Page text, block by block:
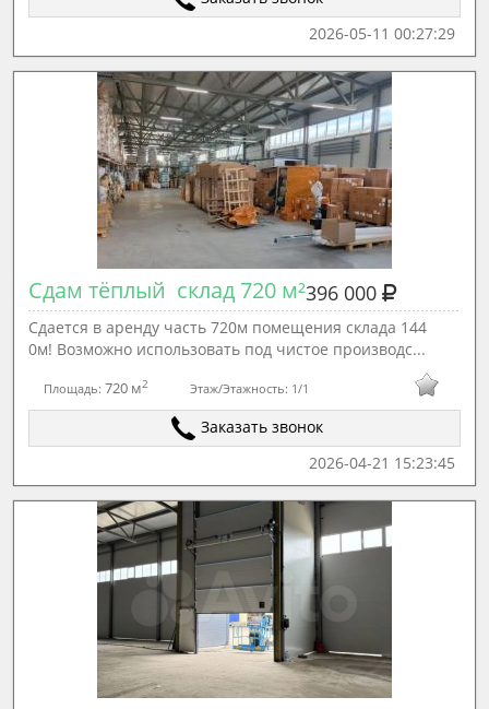
2026-05-11 00:27:29
Сдам тёплый  склад 720 м²396 000
Сдается в аренду часть 720м помещения склада 144
0м! Возможно использовать под чистое производс...
Площадь:720 м2 Этаж/Этажность: 1/1
Заказать звонок
2026-04-21 15:23:45